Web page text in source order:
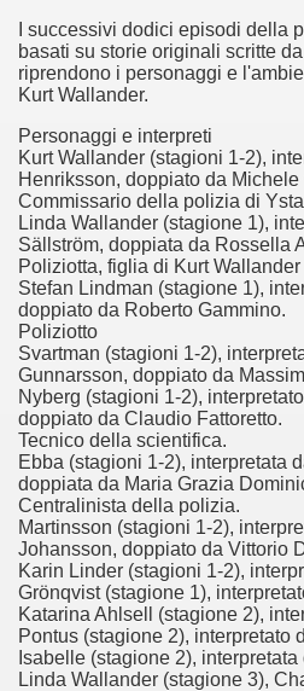
I successivi dodici episodi della
basati su storie originali scritte
riprendono i personaggi e
Kurt Wallander.
Personaggi e interpreti
Kurt Wallander (stagioni 1-2),
Henriksson, doppiato da Michele
Commissario della polizia di
Linda Wallander (stagione 1),
Sällström, doppiata da Rossella
Poliziotta, figlia di Kurt Wallander
Stefan Lindman (stagione 1),
doppiato da Roberto Gammino.
Poliziotto
Svartman (stagioni 1-2),
Gunnarsson, doppiato da
Nyberg (stagioni 1-2),
doppiato da Claudio Fattoretto.
Tecnico della scientifica.
Ebba (stagioni 1-2), interpretata
doppiata da Maria Grazia
Centralinista della polizia.
Martinsson (stagioni 1-2),
Johansson, doppiato da Vittorio
Karin Linder (stagioni 1-2),
Grönqvist (stagione 1),
Katarina Ahlsell (stagione 2),
Pontus (stagione 2), interpretato
Isabelle (stagione 2),
Linda Wallander (stagione 3),
e suspense a cui fa da
Se Ti Piacciono nel mese
Se Ti Piacciono nel mese
Scorsese
mondo migliore.
David Lynch
classico
un esempio di film
troppo parziale.
è riuscito a tenere alto il